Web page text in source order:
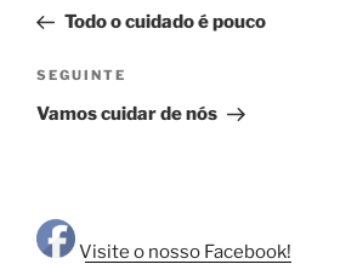
artigos
anterior
Todo o cuidado é pouco
Conteúdo
seguinte
SEGUINTE
Vamos cuidar de nós
Visite o nosso Facebook!